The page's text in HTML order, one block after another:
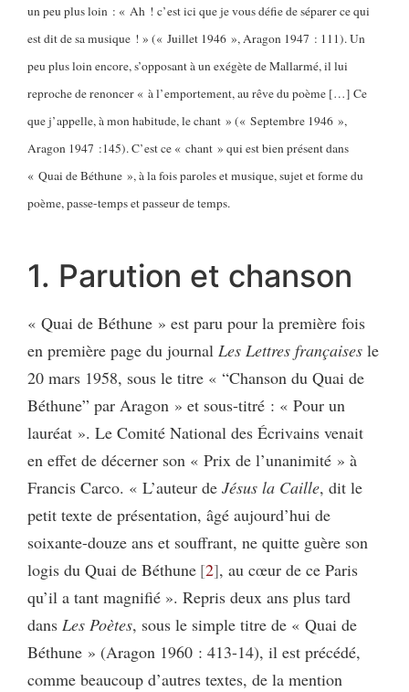
un peu plus loin : « Ah ! c’est ici que je vous défie de séparer ce qui
est dit de sa musique ! » (« Juillet 1946 », Aragon 1947 : 111). Un
peu plus loin encore, s’opposant à un exégète de Mallarmé, il lui
reproche de renoncer « à l’emportement, au rêve du poème […] Ce
que j’appelle, à mon habitude, le chant » (« Septembre 1946 »,
Aragon 1947 :145). C’est ce « chant » qui est bien présent dans
« Quai de Béthune », à la fois paroles et musique, sujet et forme du
poème, passe-temps et passeur de temps.
1. Parution et chanson
« Quai de Béthune » est paru pour la première fois
en première page du journal Les Lettres françaises le
20 mars 1958, sous le titre « “Chanson du Quai de
Béthune” par Aragon » et sous-titré : « Pour un
lauréat ». Le Comité National des Écrivains venait
en effet de décerner son « Prix de l’unanimité » à
Francis Carco. « L’auteur de Jésus la Caille, dit le
petit texte de présentation, âgé aujourd’hui de
soixante-douze ans et souffrant, ne quitte guère son
logis du Quai de Béthune 2 , au cœur de ce Paris
qu’il a tant magnifié ». Repris deux ans plus tard
dans Les Poètes, sous le simple titre de « Quai de
Béthune » (Aragon 1960 : 413-14), il est précédé,
comme beaucoup d’autres textes, de la mention